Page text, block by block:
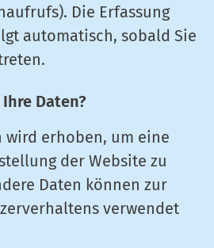
Die Erfassung
automatisch, sobald Sie
Daten?
wird erhoben, um eine
der Website zu
Daten können zur
verwendet